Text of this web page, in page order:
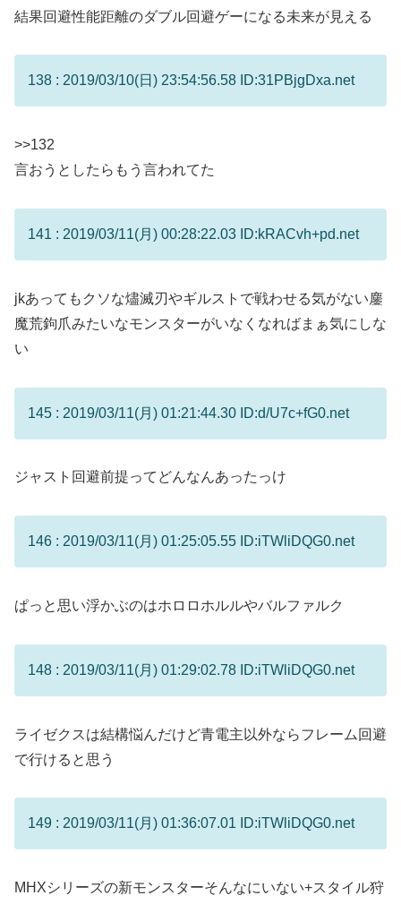
結果回避性能距離のダブル回避ゲーになる未来が見える
138 : 2019/03/10(日) 23:54:56.58 ID:31PBjgDxa.net
>>132
言おうとしたらもう言われてた
141 : 2019/03/11(月) 00:28:22.03 ID:kRACvh+pd.net
jkあってもクソな燼滅刃やギルストで戦わせる気がない鏖
魔荒鉤爪みたいなモンスターがいなくなればまぁ気にしな
い
145 : 2019/03/11(月) 01:21:44.30 ID:d/U7c+fG0.net
ジャスト回避前提ってどんなんあったっけ
146 : 2019/03/11(月) 01:25:05.55 ID:iTWliDQG0.net
ぱっと思い浮かぶのはホロロホルルやバルファルク
148 : 2019/03/11(月) 01:29:02.78 ID:iTWliDQG0.net
ライゼクスは結構悩んだけど青電主以外ならフレーム回避
で行けると思う
149 : 2019/03/11(月) 01:36:07.01 ID:iTWliDQG0.net
MHXシリーズの新モンスターそんなにいない+スタイル狩